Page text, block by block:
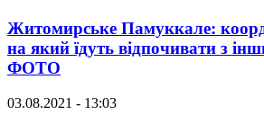
Житомирське Памуккале:
на який їдуть відпочивати з
ФОТО
03.08.2021 - 13:03